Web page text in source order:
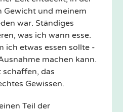
Gewicht und meinem
war. Ständiges
was ich wann esse.
ich etwas essen sollte -
machen kann.
schaffen, das
Gewissen.
Teil der